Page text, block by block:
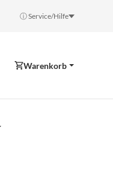
ⓘ Service/Hilfe
Warenkorb